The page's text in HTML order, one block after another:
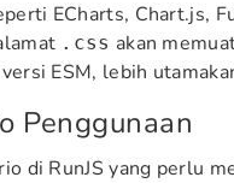
ECharts, Chart.js,
.css akan
ESM, lebih
Penggunaan
di RunJS yang perlu